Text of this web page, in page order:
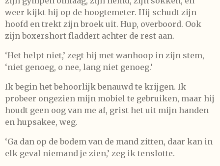
weer kijkt hij op de hoogtemeter. Hij schudt zijn
hoofd en trekt zijn broek uit. Hup, overboord. Ook
zijn boxershort fladdert achter de rest aan.
‘Het helpt niet,’ zegt hij met wanhoop in zijn stem,
‘niet genoeg, o nee, lang niet genoeg.’
Ik begin het behoorlijk benauwd te krijgen. Ik
probeer ongezien mijn mobiel te gebruiken, maar hij
houdt geen oog van me af, grist het uit mijn handen
en hupsakee, weg.
‘Ga dan op de bodem van de mand zitten, daar kan in
elk geval niemand je zien,’ zeg ik tenslotte.